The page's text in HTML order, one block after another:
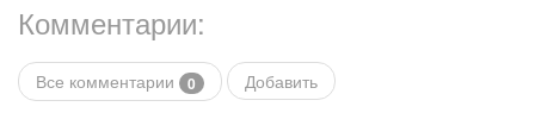
Комментарии:
Все комментарии 0 Добавить